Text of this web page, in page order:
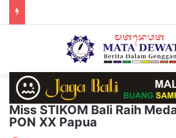
Miss STIKOM Bali Raih
PON XX Papua